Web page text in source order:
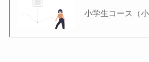
小学生コース（小